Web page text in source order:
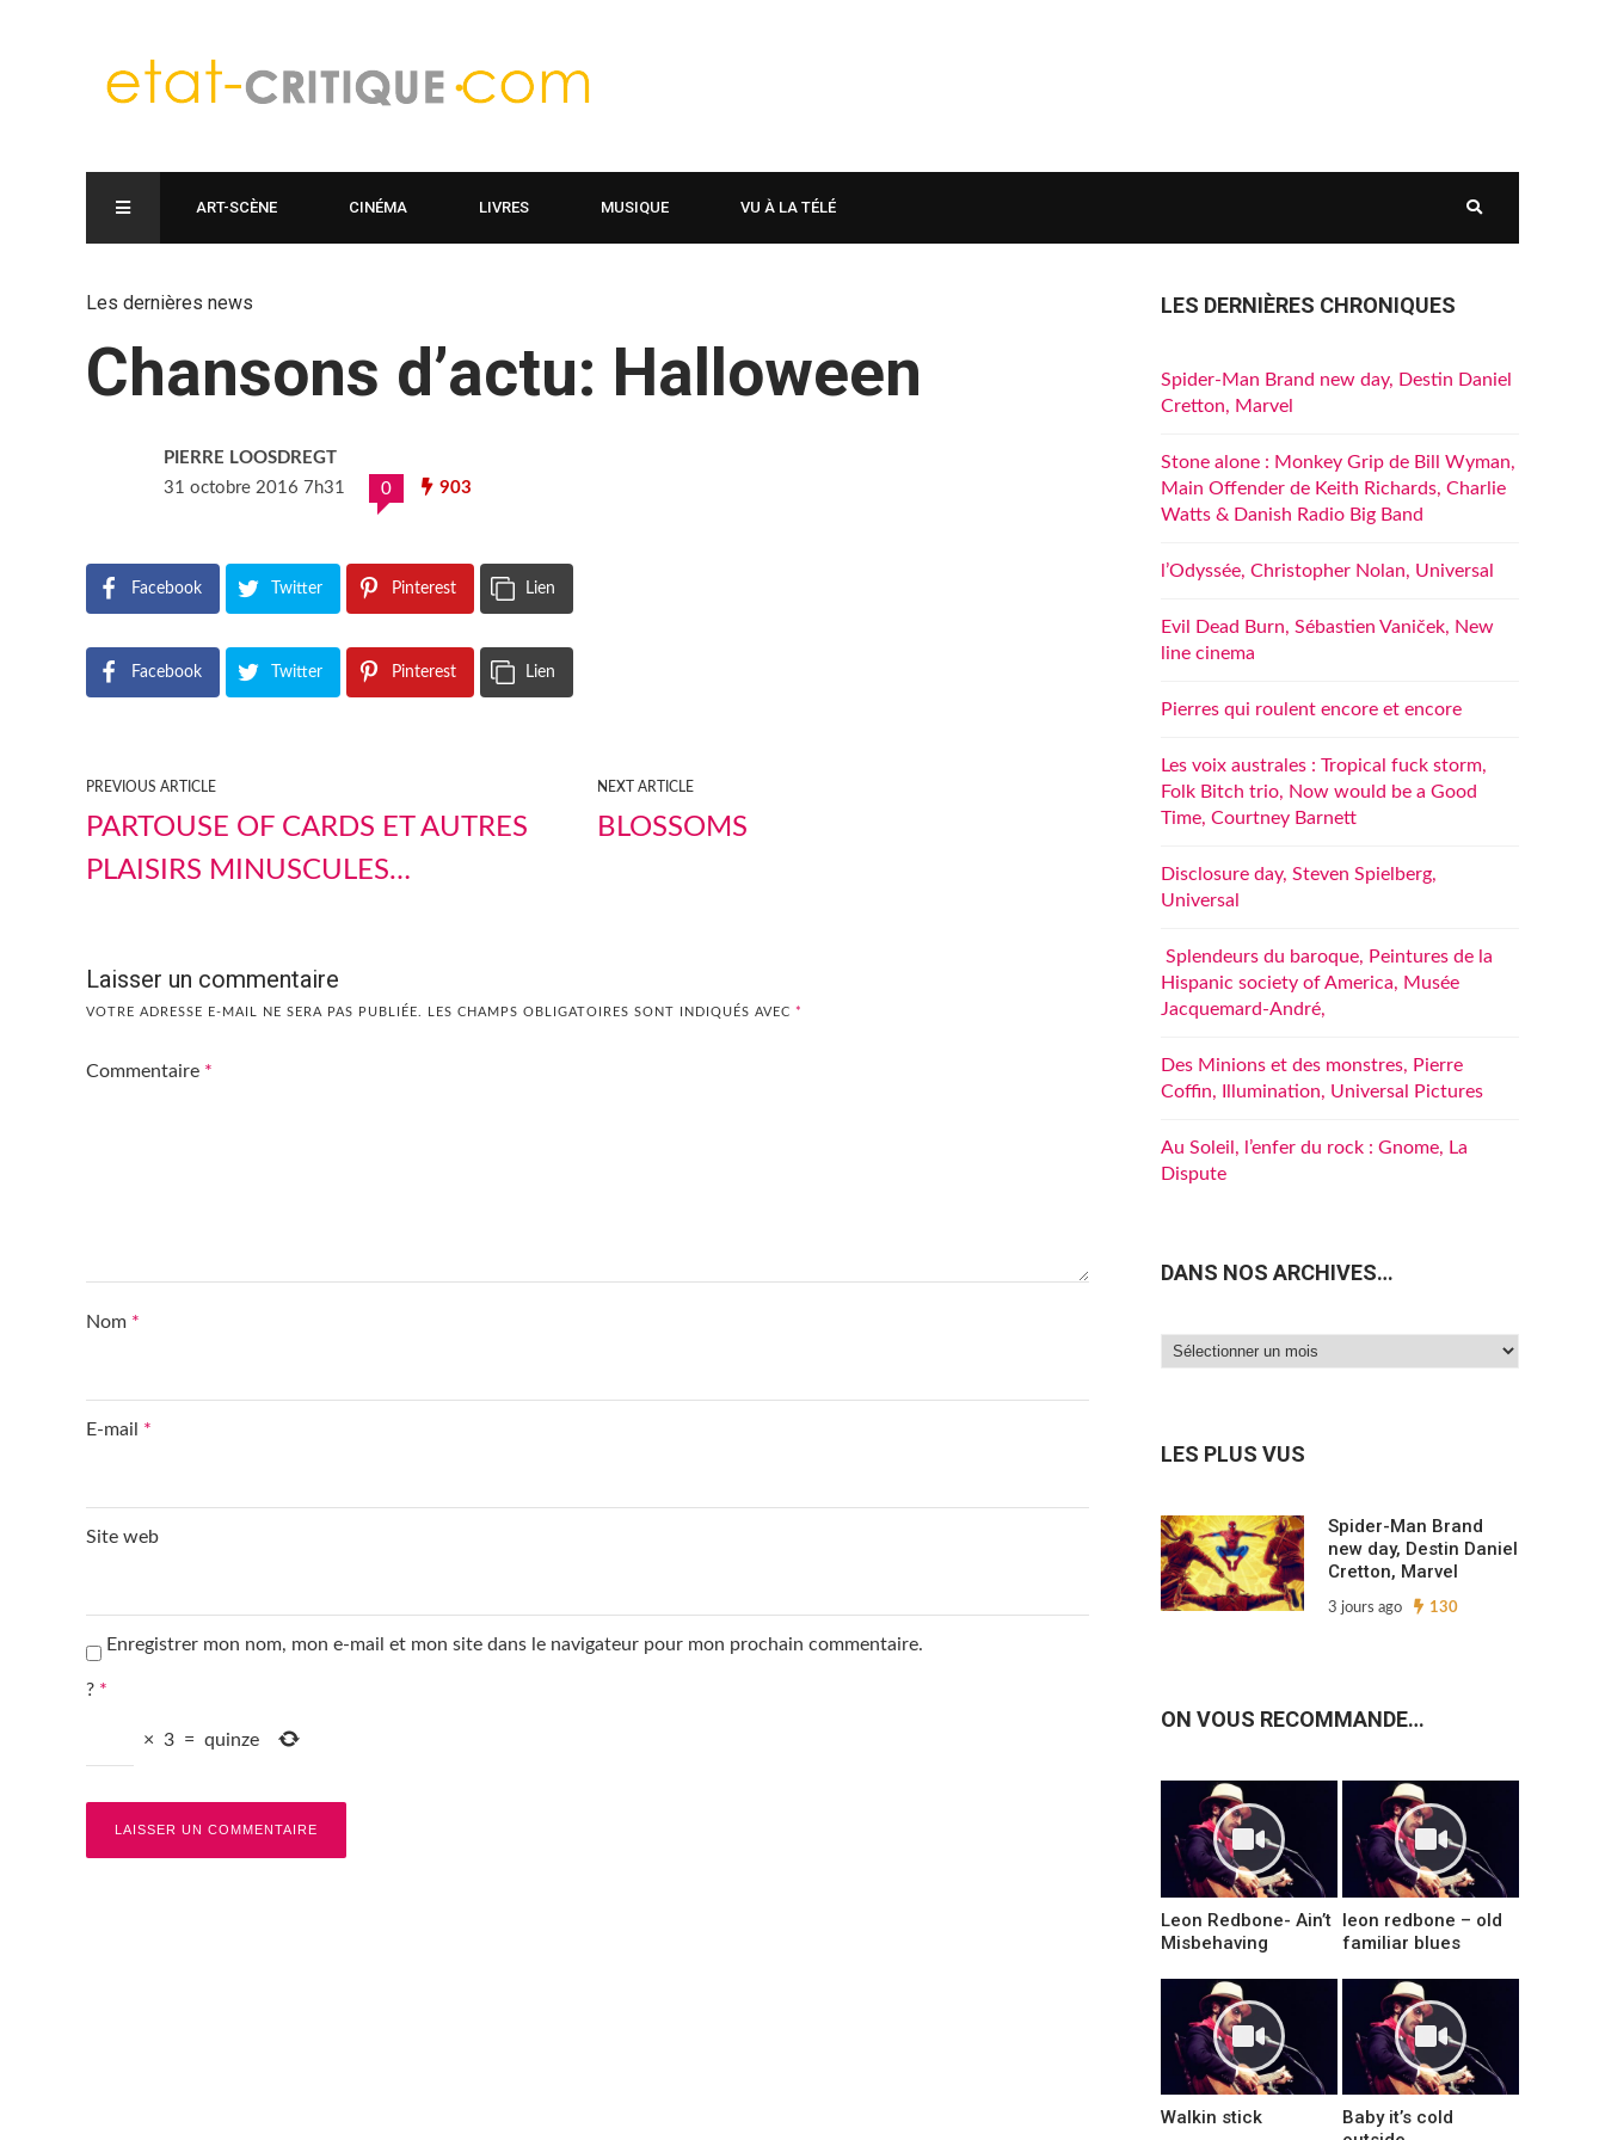
ART-SCÈNE CINÉMA LIVRES MUSIQUE VU À LA TÉLÉ
Les dernières news
Chansons d’actu: Halloween
PIERRE LOOSDREGT
31 octobre 2016 7h31
0 903
Facebook Twitter Pinterest Lien
Facebook Twitter Pinterest Lien
PREVIOUS ARTICLE
PARTOUSE OF CARDS ET AUTRES
PLAISIRS MINUSCULES…
NEXT ARTICLE
BLOSSOMS
Laisser un commentaire
VOTRE ADRESSE E-MAIL NE SERA PAS PUBLIÉE. LES CHAMPS OBLIGATOIRES SONT INDIQUÉS AVEC *
Commentaire *
Nom *
E-mail *
Site web
Enregistrer mon nom, mon e-mail et mon site dans le navigateur pour mon prochain commentaire.
? *
× 3 = quinze
LES DERNIÈRES CHRONIQUES
Spider-Man Brand new day, Destin Daniel
Cretton, Marvel
Stone alone : Monkey Grip de Bill Wyman,
Main Offender de Keith Richards, Charlie
Watts & Danish Radio Big Band
l’Odyssée, Christopher Nolan, Universal
Evil Dead Burn, Sébastien Vaniček, New
line cinema
Pierres qui roulent encore et encore
Les voix australes : Tropical fuck storm,
Folk Bitch trio, Now would be a Good
Time, Courtney Barnett
Disclosure day, Steven Spielberg,
Universal
Splendeurs du baroque, Peintures de la
Hispanic society of America, Musée
Jacquemard-André,
Des Minions et des monstres, Pierre
Coffin, Illumination, Universal Pictures
Au Soleil, l’enfer du rock : Gnome, La
Dispute
DANS NOS ARCHIVES…
Dans
LES PLUS VUS
Spider-Man Brand
new day, Destin Daniel
Cretton, Marvel
3 jours ago 130
ON VOUS RECOMMANDE…
Leon Redbone- Ain’t
Misbehaving
leon redbone – old
familiar blues
Walkin stick
Baby it’s cold